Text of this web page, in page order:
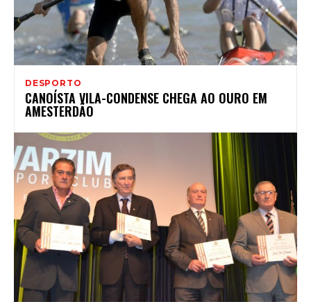
DESPORTO
CANOÍSTA VILA-CONDENSE CHEGA AO OURO EM
AMESTERDÃO